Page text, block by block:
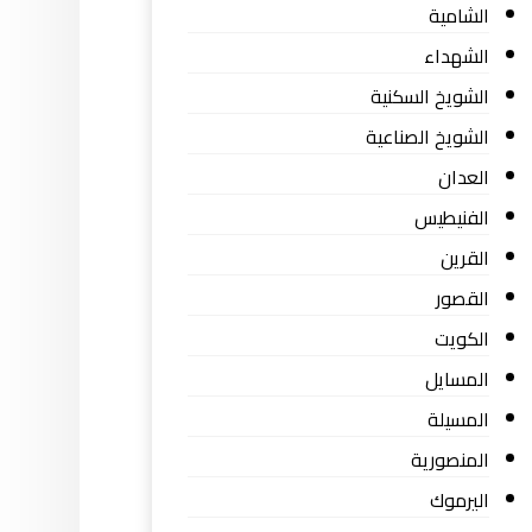
الشامية
الشهداء
الشويخ السكنية
الشويخ الصناعية
العدان
الفنيطيس
القرين
القصور
الكويت
المسايل
المسيلة
المنصورية
اليرموك